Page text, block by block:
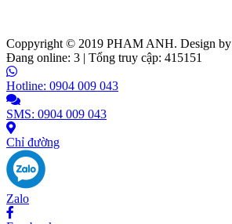
Coppyright © 2019 PHAM ANH. Design by
Đang online: 3 | Tổng truy cập: 415151
Hotline: 0904 009 043
SMS: 0904 009 043
Chỉ đường
Zalo